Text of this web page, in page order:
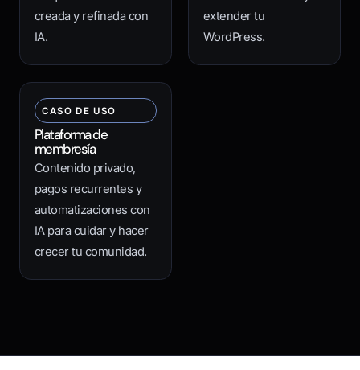
creada y refinada con
IA.
extender tu
WordPress.
CASO DE USO
Plataforma de
membresía
Contenido privado,
pagos recurrentes y
automatizaciones con
IA para cuidar y hacer
crecer tu comunidad.